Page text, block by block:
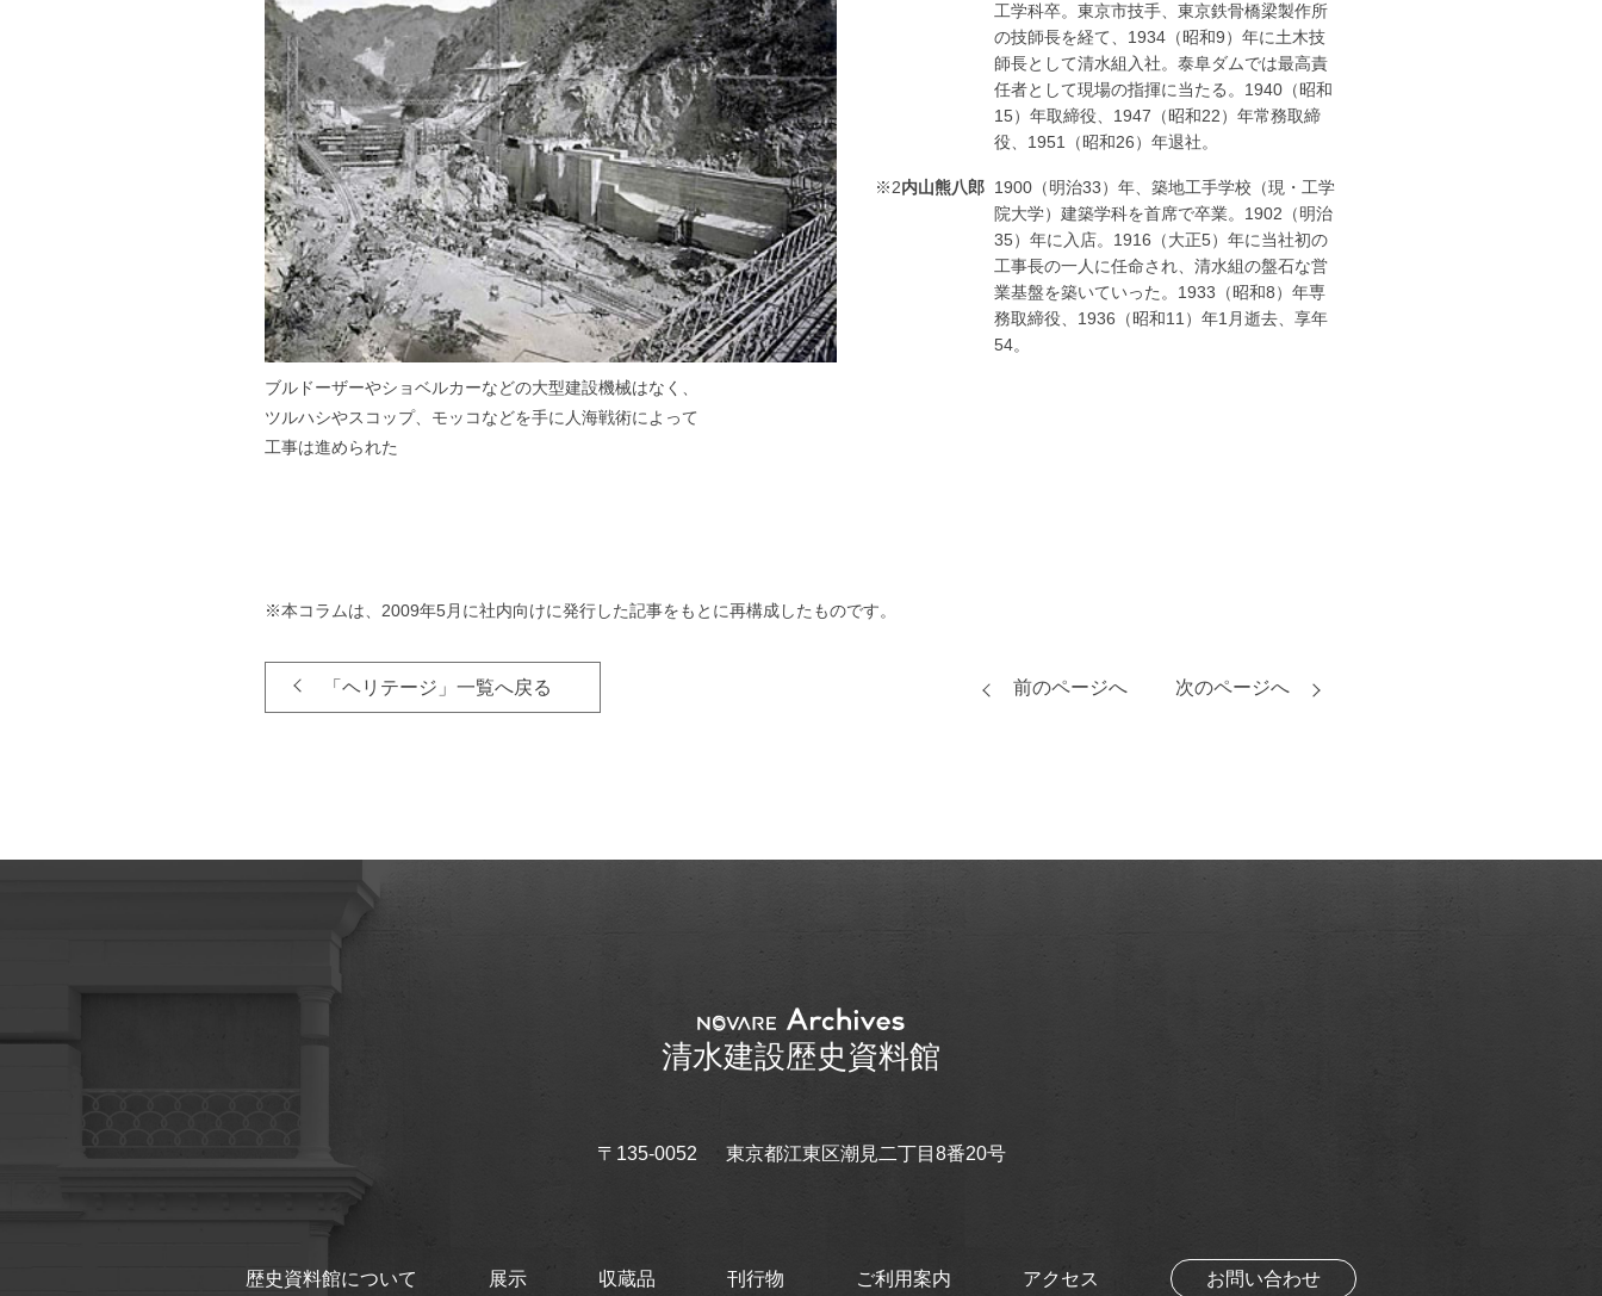
ブルドーザーやショベルカーなどの大型建設機械はなく、
ツルハシやスコップ、モッコなどを手に人海戦術によって
工事は進められた
工学科卒。東京市技手、東京鉄骨橋梁製作所
の技師長を経て、1934（昭和9）年に土木技
師長として清水組入社。泰阜ダムでは最高責
任者として現場の指揮に当たる。1940（昭和
15）年取締役、1947（昭和22）年常務取締
役、1951（昭和26）年退社。
※2内山熊八郎 1900（明治33）年、築地工手学校（現・工学
院大学）建築学科を首席で卒業。1902（明治
35）年に入店。1916（大正5）年に当社初の
工事長の一人に任命され、清水組の盤石な営
業基盤を築いていった。1933（昭和8）年専
務取締役、1936（昭和11）年1月逝去、享年
54。
※本コラムは、2009年5月に社内向けに発行した記事をもとに再構成したものです。
「ヘリテージ」一覧へ戻る 前のページへ 次のページへ
清水建設歴史資料館
〒135-0052 東京都江東区潮見二丁目8番20号
歴史資料館について 展示 収蔵品 刊行物 ご利用案内 アクセス お問い合わせ